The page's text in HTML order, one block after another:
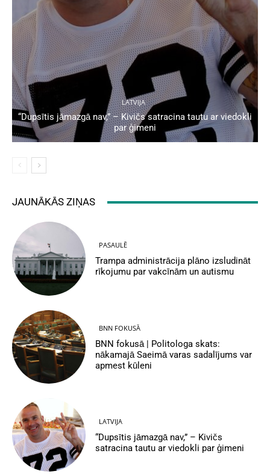
LATVIJA
“Dupsītis jāmazgā nav,” – Kivičs satracina tautu ar viedokli
par ģimeni
JAUNĀKĀS ZIŅAS
PASAULĒ
Trampa administrācija plāno izsludināt
rīkojumu par vakcīnām un autismu
BNN FOKUSĀ
BNN fokusā | Politologa skats:
nākamajā Saeimā varas sadalījums var
apmest kūleni
LATVIJA
“Dupsītis jāmazgā nav,” – Kivičs
satracina tautu ar viedokli par ģimeni